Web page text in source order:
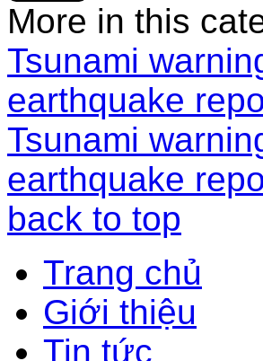
More in this
Tsunami
earthquake
Tsunami
earthquake
back to top
Trang chủ
Giới thiệu
Tin tức